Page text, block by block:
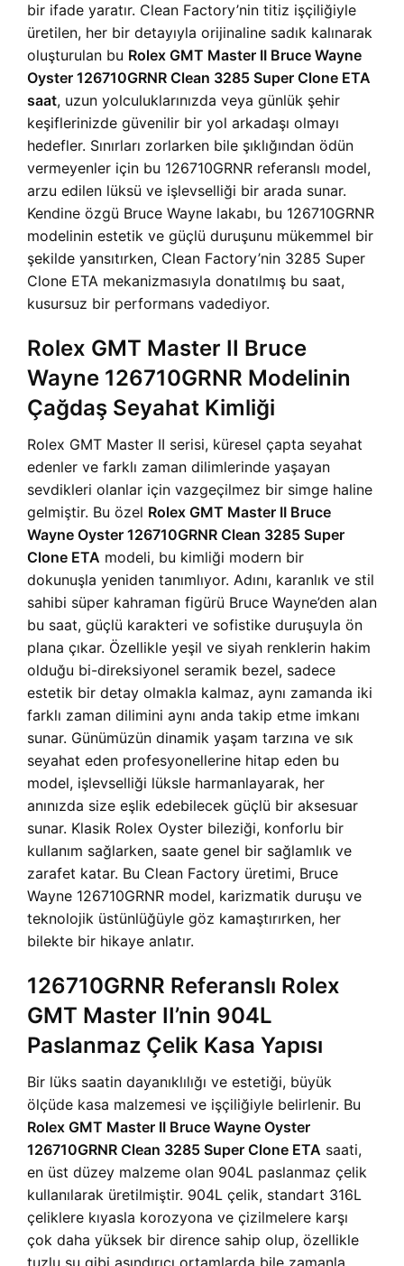
bir ifade yaratır. Clean Factory’nin titiz işçiliğiyle
üretilen, her bir detayıyla orijinaline sadık kalınarak
oluşturulan bu Rolex GMT Master II Bruce Wayne
Oyster 126710GRNR Clean 3285 Super Clone ETA
saat, uzun yolculuklarınızda veya günlük şehir
keşiflerinizde güvenilir bir yol arkadaşı olmayı
hedefler. Sınırları zorlarken bile şıklığından ödün
vermeyenler için bu 126710GRNR referanslı model,
arzu edilen lüksü ve işlevselliği bir arada sunar.
Kendine özgü Bruce Wayne lakabı, bu 126710GRNR
modelinin estetik ve güçlü duruşunu mükemmel bir
şekilde yansıtırken, Clean Factory’nin 3285 Super
Clone ETA mekanizmasıyla donatılmış bu saat,
kusursuz bir performans vadediyor.
Rolex GMT Master II Bruce
Wayne 126710GRNR Modelinin
Çağdaş Seyahat Kimliği
Rolex GMT Master II serisi, küresel çapta seyahat
edenler ve farklı zaman dilimlerinde yaşayan
sevdikleri olanlar için vazgeçilmez bir simge haline
gelmiştir. Bu özel Rolex GMT Master II Bruce
Wayne Oyster 126710GRNR Clean 3285 Super
Clone ETA modeli, bu kimliği modern bir
dokunuşla yeniden tanımlıyor. Adını, karanlık ve stil
sahibi süper kahraman figürü Bruce Wayne’den alan
bu saat, güçlü karakteri ve sofistike duruşuyla ön
plana çıkar. Özellikle yeşil ve siyah renklerin hakim
olduğu bi-direksiyonel seramik bezel, sadece
estetik bir detay olmakla kalmaz, aynı zamanda iki
farklı zaman dilimini aynı anda takip etme imkanı
sunar. Günümüzün dinamik yaşam tarzına ve sık
seyahat eden profesyonellerine hitap eden bu
model, işlevselliği lüksle harmanlayarak, her
anınızda size eşlik edebilecek güçlü bir aksesuar
sunar. Klasik Rolex Oyster bileziği, konforlu bir
kullanım sağlarken, saate genel bir sağlamlık ve
zarafet katar. Bu Clean Factory üretimi, Bruce
Wayne 126710GRNR model, karizmatik duruşu ve
teknolojik üstünlüğüyle göz kamaştırırken, her
bilekte bir hikaye anlatır.
126710GRNR Referanslı Rolex
GMT Master II’nin 904L
Paslanmaz Çelik Kasa Yapısı
Bir lüks saatin dayanıklılığı ve estetiği, büyük
ölçüde kasa malzemesi ve işçiliğiyle belirlenir. Bu
Rolex GMT Master II Bruce Wayne Oyster
126710GRNR Clean 3285 Super Clone ETA saati,
en üst düzey malzeme olan 904L paslanmaz çelik
kullanılarak üretilmiştir. 904L çelik, standart 316L
çeliklere kıyasla korozyona ve çizilmelere karşı
çok daha yüksek bir dirence sahip olup, özellikle
tuzlu su gibi aşındırıcı ortamlarda bile zamanla